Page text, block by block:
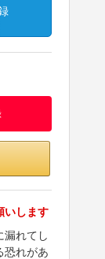
いします
漏れてし
恐れがあ